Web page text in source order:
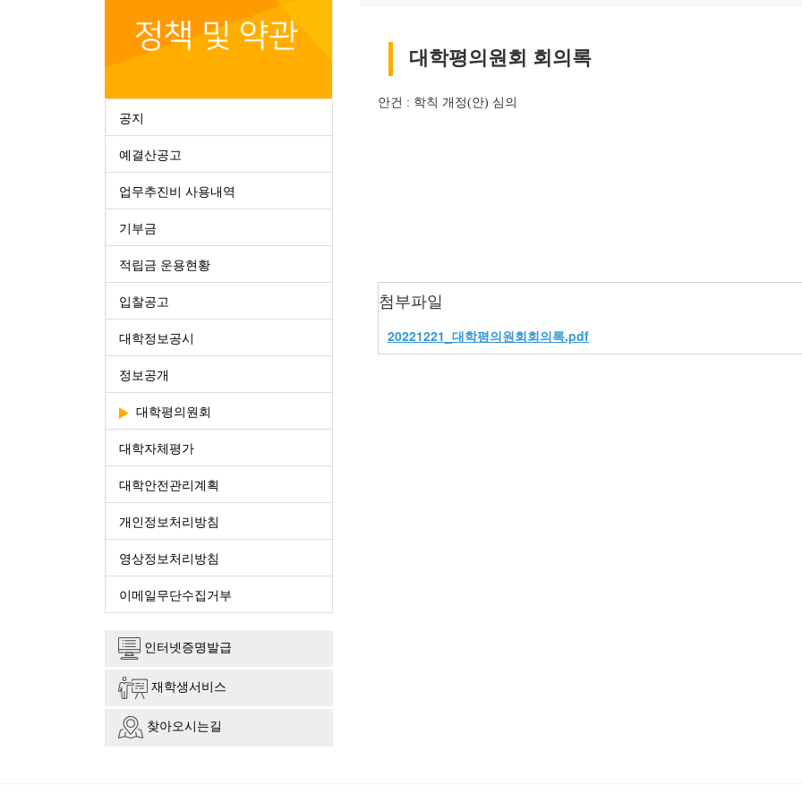
공지
예결산공고
업무추진비 사용내역
기부금
적립금 운용현황
입찰공고
대학정보공시
정보공개
대학평의원회
대학자체평가
대학안전관리계획
개인정보처리방침
영상정보처리방침
이메일무단수집거부
인터넷증명발급
재학생서비스
찾아오시는길
대학평의원회 회의록
안건 : 학칙 개정(안) 심의
첨부파일
20221221_대학평의원회회의록.pdf